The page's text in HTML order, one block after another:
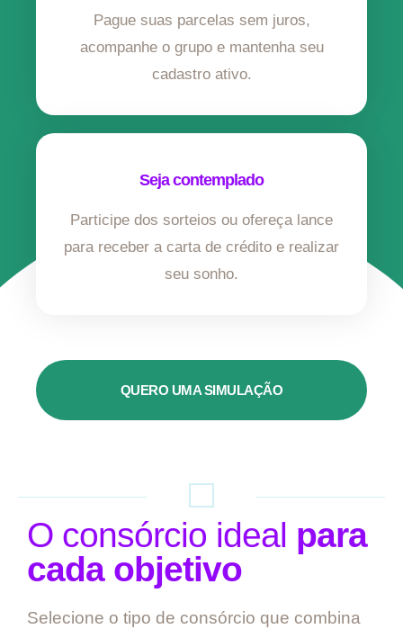
Pague suas parcelas sem juros,
acompanhe o grupo e mantenha seu
cadastro ativo.
Seja contemplado
Participe dos sorteios ou ofereça lance
para receber a carta de crédito e realizar
seu sonho.
QUERO UMA SIMULAÇÃO
O consórcio ideal para
cada objetivo
Selecione o tipo de consórcio que combina